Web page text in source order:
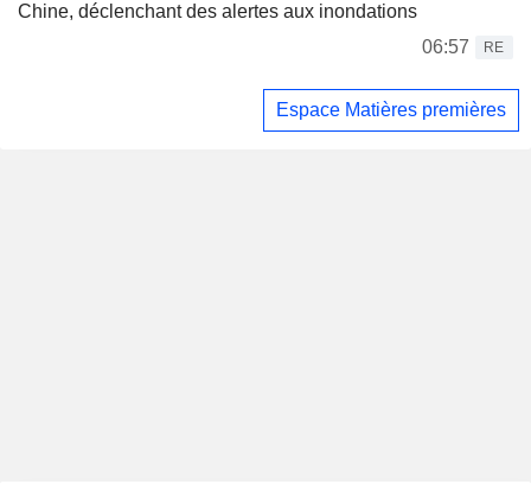
Chine, déclenchant des alertes aux inondations
06:57
RE
Espace Matières premières